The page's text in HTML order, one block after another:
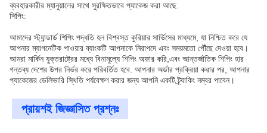
ব্যবহারকারীর ম্যানুয়ালের সাথে সুরক্ষিতভাবে প্যাকেজ করা আছে.
শিপিং:
আমাদের স্ট্যান্ডার্ড শিপিং পদ্ধতি হল বিশ্বস্ত কুরিয়ার সার্ভিসের মাধ্যমে, যা নিশ্চিত করে যে
আপনার ম্যাগনেটিক পাওয়ার ব্যাংকটি আপনাকে নিরাপদে এবং সময়মতো পৌঁছে দেওয়া হবে।
আমরা মার্কিন যুক্তরাষ্ট্রের মধ্যে বিনামূল্যে শিপিং অফার করি,এবং আন্তর্জাতিক শিপিং হার
গন্তব্য দেশের উপর নির্ভর করে পরিবর্তিত হবে. আপনার অর্ডার প্রক্রিয়া করার পর, আপনার
প্যাকেজের ডেলিভারি স্থিতি পর্যবেক্ষণ করার জন্য আপনি একটি ট্র্যাকিং নম্বর পাবেন।
প্রায়শই জিজ্ঞাসিত প্রশ্নঃ